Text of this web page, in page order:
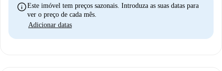
infoEste imóvel tem preços sazonais. Introduza as suas datas para
ver o preço de cada mês.
Adicionar datas